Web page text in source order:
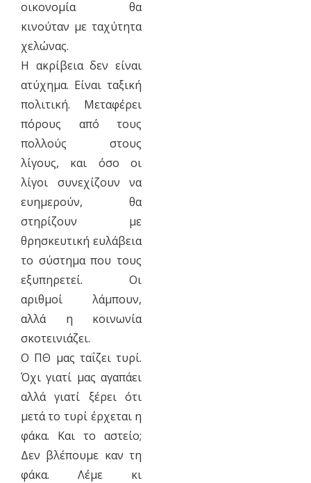
οικονομία θα
κινούταν με ταχύτητα
χελώνας.
Η ακρίβεια δεν είναι
ατύχημα. Είναι ταξική
πολιτική. Μεταφέρει
πόρους από τους
πολλούς στους
λίγους, και όσο οι
λίγοι συνεχίζουν να
ευημερούν, θα
στηρίζουν με
θρησκευτική ευλάβεια
το σύστημα που τους
εξυπηρετεί. Οι
αριθμοί λάμπουν,
αλλά η κοινωνία
σκοτεινιάζει.
Ο ΠΘ μας ταΐζει τυρί.
Όχι γιατί μας αγαπάει
αλλά γιατί ξέρει ότι
μετά το τυρί έρχεται η
φάκα. Και το αστείο;
Δεν βλέπουμε καν τη
φάκα. Λέμε κι